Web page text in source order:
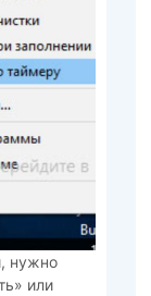
нужно
или